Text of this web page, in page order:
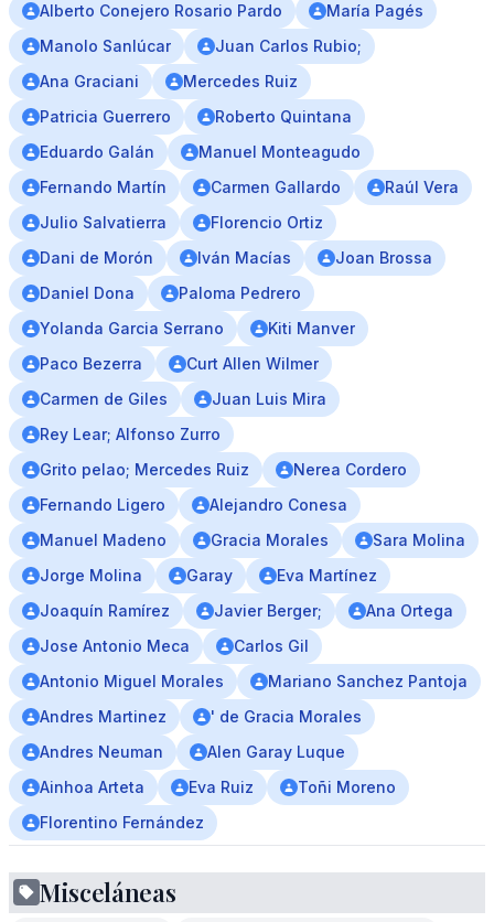
Alberto Conejero Rosario Pardo
María Pagés
Manolo Sanlúcar
Juan Carlos Rubio;
Ana Graciani
Mercedes Ruiz
Patricia Guerrero
Roberto Quintana
Eduardo Galán
Manuel Monteagudo
Fernando Martín
Carmen Gallardo
Raúl Vera
Julio Salvatierra
Florencio Ortiz
Dani de Morón
Iván Macías
Joan Brossa
Daniel Dona
Paloma Pedrero
Yolanda Garcia Serrano
Kiti Manver
Paco Bezerra
Curt Allen Wilmer
Carmen de Giles
Juan Luis Mira
Rey Lear; Alfonso Zurro
Grito pelao; Mercedes Ruiz
Nerea Cordero
Fernando Ligero
Alejandro Conesa
Manuel Madeno
Gracia Morales
Sara Molina
Jorge Molina
Garay
Eva Martínez
Joaquín Ramírez
Javier Berger;
Ana Ortega
Jose Antonio Meca
Carlos Gil
Antonio Miguel Morales
Mariano Sanchez Pantoja
Andres Martinez
' de Gracia Morales
Andres Neuman
Alen Garay Luque
Ainhoa Arteta
Eva Ruiz
Toñi Moreno
Florentino Fernández
Misceláneas